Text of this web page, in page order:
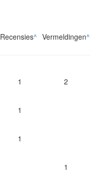
Recensies^ Vermeldingen^
1 2
1
1
1